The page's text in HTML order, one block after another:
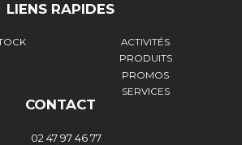
LIENS RAPIDES
ACTIVITÉS
PRODUITS
PROMOS
SERVICES
CONTACT
02 47 97 46 77